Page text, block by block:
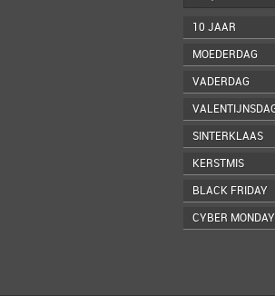
10 JAAR
MOEDERDAG
VADERDAG
SINTERKLAAS
KERSTMIS
BLACK FRIDAY
CYBER MONDAY